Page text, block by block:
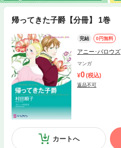
帰ってきた子爵【分冊】 1巻
完結 0円無料
アニー･バロウズ
マンガ
0(税込)
返品不可
カートへ